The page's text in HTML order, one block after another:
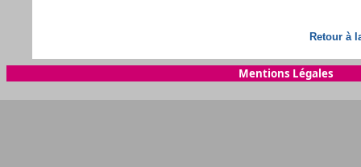
Retour à
Mentions Légales